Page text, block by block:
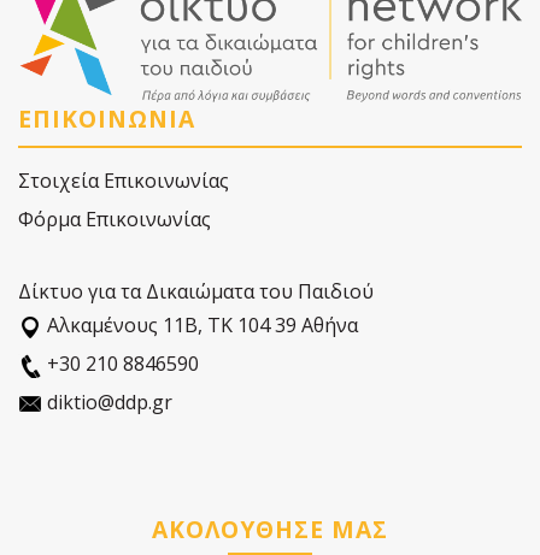
ΕΠΙΚΟΙΝΩΝΙΑ
Στοιχεία Επικοινωνίας
Φόρμα Επικοινωνίας
Δίκτυο για τα Δικαιώματα του Παιδιού
Αλκαµένους 11Β, ΤΚ 104 39 Αθήνα
+30 210 8846590
diktio@ddp.gr
ΑΚΟΛΟΥΘΗΣΕ ΜΑΣ